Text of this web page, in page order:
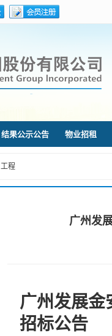
结果公示公告 物业招租
工程
广州发
广州发展金
招标公告